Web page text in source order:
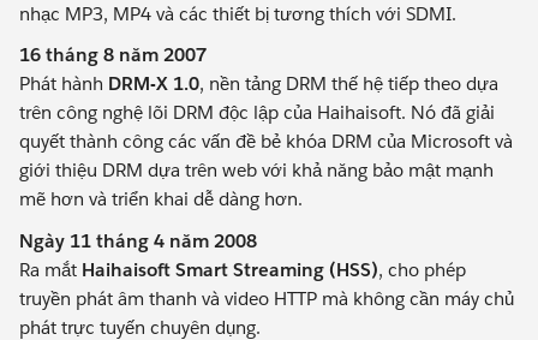
nhạc MP3, MP4 và các thiết bị tương thích với SDMI.
16 tháng 8 năm 2007
Phát hành DRM-X 1.0, nền tảng DRM thế hệ tiếp theo dựa
trên công nghệ lõi DRM độc lập của Haihaisoft. Nó đã giải
quyết thành công các vấn đề bẻ khóa DRM của Microsoft và
giới thiệu DRM dựa trên web với khả năng bảo mật mạnh
mẽ hơn và triển khai dễ dàng hơn.
Ngày 11 tháng 4 năm 2008
Ra mắt Haihaisoft Smart Streaming (HSS), cho phép
truyền phát âm thanh và video HTTP mà không cần máy chủ
phát trực tuyến chuyên dụng.